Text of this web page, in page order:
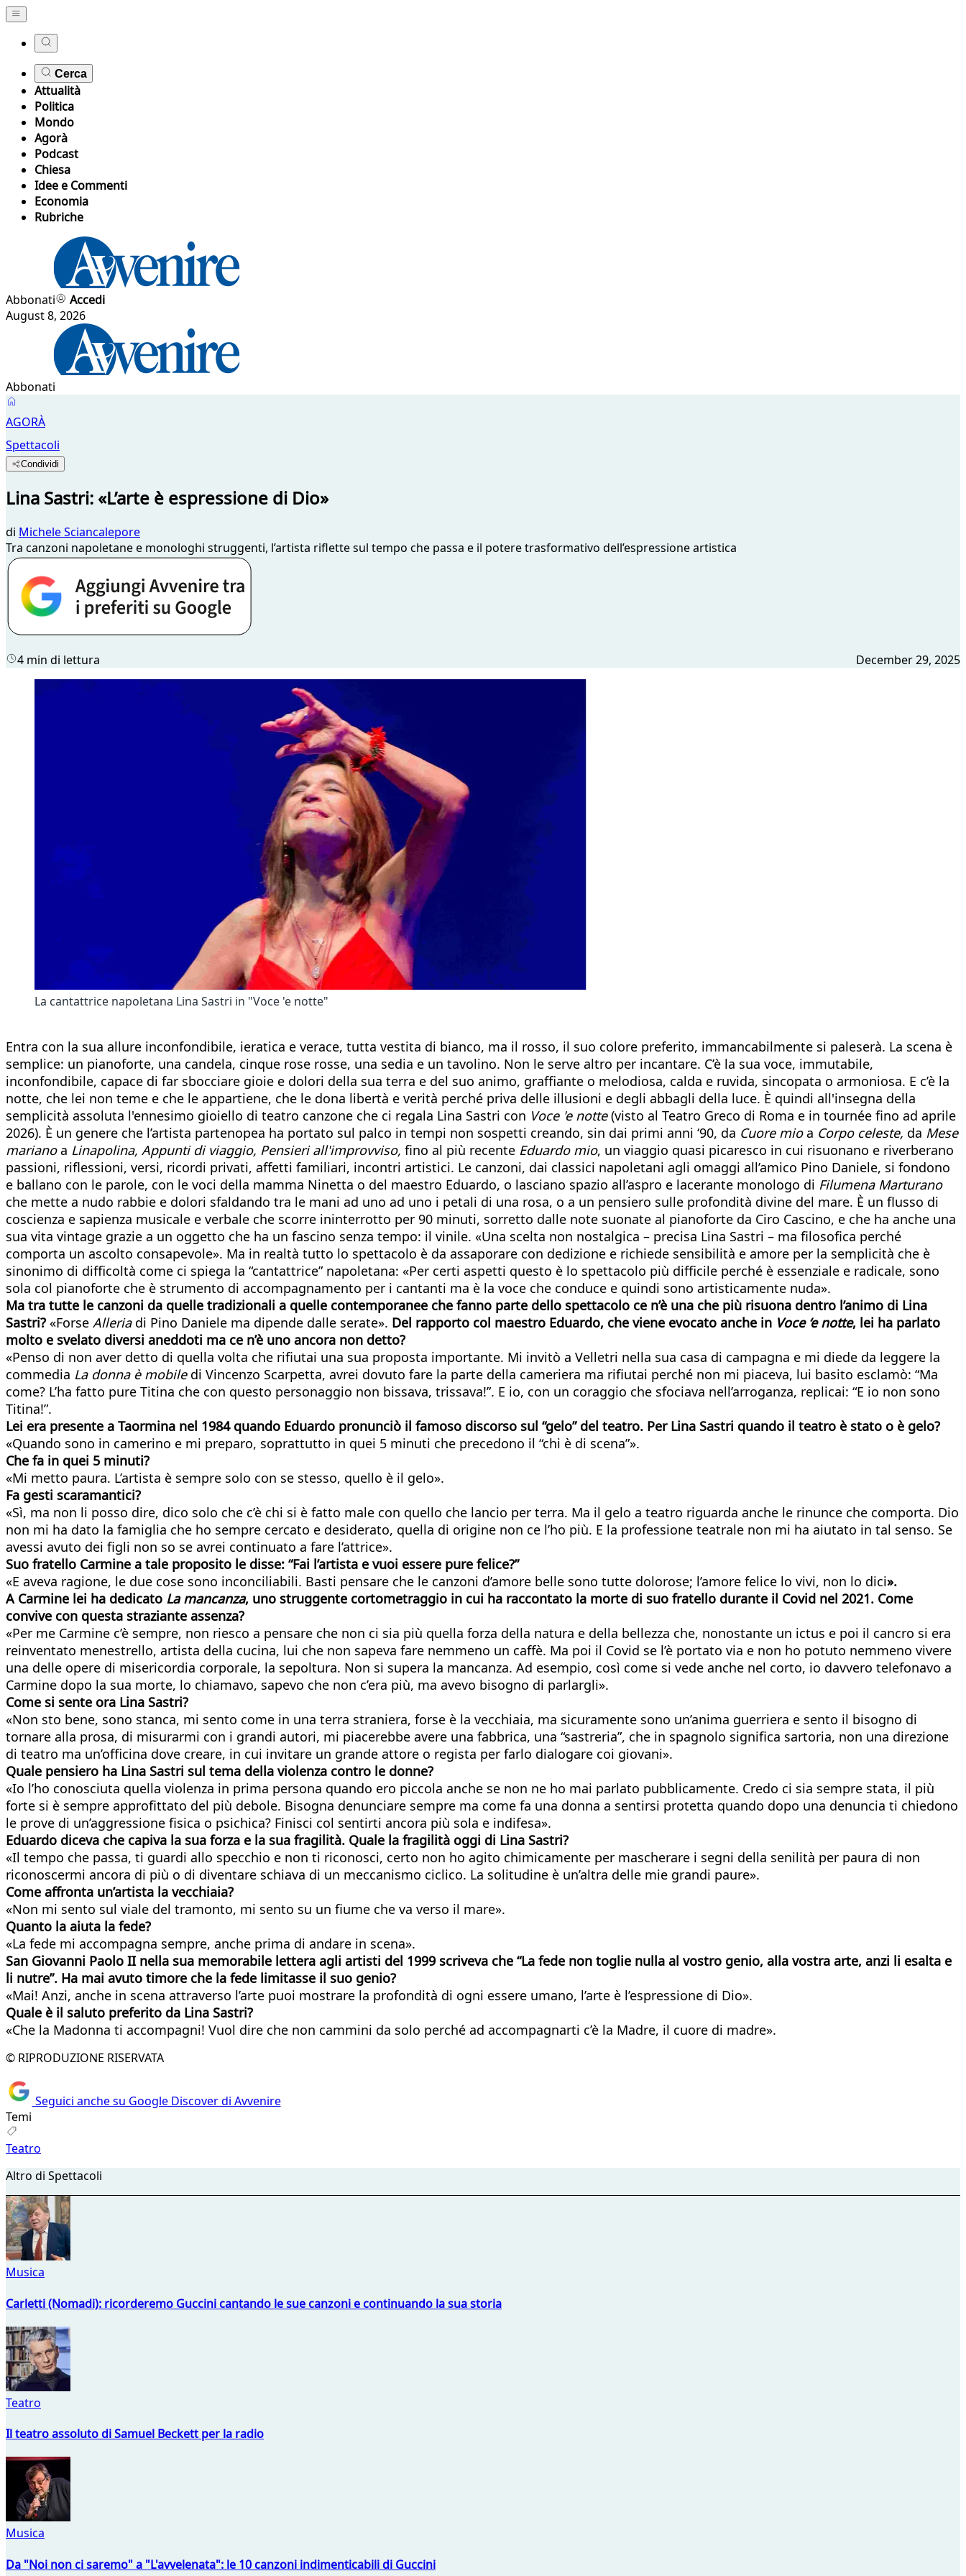
Cerca
Attualità
Politica
Mondo
Agorà
Podcast
Chiesa
Idee e Commenti
Economia
Rubriche
Abbonati
Accedi
August 8, 2026
Abbonati
AGORÀ
Spettacoli
Condividi
Lina Sastri: «L’arte è espressione di Dio»
di Michele Sciancalepore
Tra canzoni napoletane e monologhi struggenti, l’artista riflette sul tempo che passa e il potere trasformativo dell’espressione artistica
4 min di lettura December 29, 2025
La cantattrice napoletana Lina Sastri in "Voce 'e notte"
Entra con la sua allure inconfondibile, ieratica e verace, tutta vestita di bianco, ma il rosso, il suo colore preferito, immancabilmente si paleserà. La scena è
semplice: un pianoforte, una candela, cinque rose rosse, una sedia e un tavolino. Non le serve altro per incantare. C’è la sua voce, immutabile,
inconfondibile, capace di far sbocciare gioie e dolori della sua terra e del suo animo, graffiante o melodiosa, calda e ruvida, sincopata o armoniosa. E c’è la
notte, che lei non teme e che le appartiene, che le dona libertà e verità perché priva delle illusioni e degli abbagli della luce. È quindi all'insegna della
semplicità assoluta l'ennesimo gioiello di teatro canzone che ci regala Lina Sastri con Voce 'e notte(visto al Teatro Greco di Roma e in tournée fino ad aprile
2026). È un genere che l’artista partenopea ha portato sul palco in tempi non sospetti creando, sin dai primi anni ‘90, da Cuore mioa Corpo celeste, da Mese
marianoa Linapolina, Appunti di viaggio, Pensieri all'improvviso, fino al più recente Eduardo mio, un viaggio quasi picaresco in cui risuonano e riverberano
passioni, riflessioni, versi, ricordi privati, affetti familiari, incontri artistici. Le canzoni, dai classici napoletani agli omaggi all’amico Pino Daniele, si fondono
e ballano con le parole, con le voci della mamma Ninetta o del maestro Eduardo, o lasciano spazio all’aspro e lacerante monologo di Filumena Marturano
che mette a nudo rabbie e dolori sfaldando tra le mani ad uno ad uno i petali di una rosa, o a un pensiero sulle profondità divine del mare. È un flusso di
coscienza e sapienza musicale e verbale che scorre ininterrotto per 90 minuti, sorretto dalle note suonate al pianoforte da Ciro Cascino, e che ha anche una
sua vita vintage grazie a un oggetto che ha un fascino senza tempo: il vinile. «Una scelta non nostalgica – precisa Lina Sastri – ma filosofica perché
comporta un ascolto consapevole». Ma in realtà tutto lo spettacolo è da assaporare con dedizione e richiede sensibilità e amore per la semplicità che è
sinonimo di difficoltà come ci spiega la “cantattrice” napoletana: «Per certi aspetti questo è lo spettacolo più difficile perché è essenziale e radicale, sono
sola col pianoforte che è strumento di accompagnamento per i cantanti ma è la voce che conduce e quindi sono artisticamente nuda».
Ma tra tutte le canzoni da quelle tradizionali a quelle contemporanee che fanno parte dello spettacolo ce n’è una che più risuona dentro l’animo di Lina
Sastri? «Forse Alleriadi Pino Daniele ma dipende dalle serate». Del rapporto col maestro Eduardo, che viene evocato anche in Voce ‘e notte, lei ha parlato
molto e svelato diversi aneddoti ma ce n’è uno ancora non detto?
«Penso di non aver detto di quella volta che rifiutai una sua proposta importante. Mi invitò a Velletri nella sua casa di campagna e mi diede da leggere la
commedia La donna è mobiledi Vincenzo Scarpetta, avrei dovuto fare la parte della cameriera ma rifiutai perché non mi piaceva, lui basito esclamò: “Ma
come? L’ha fatto pure Titina che con questo personaggio non bissava, trissava!”. E io, con un coraggio che sfociava nell’arroganza, replicai: “E io non sono
Titina!”.
Lei era presente a Taormina nel 1984 quando Eduardo pronunciò il famoso discorso sul “gelo” del teatro. Per Lina Sastri quando il teatro è stato o è gelo?
«Quando sono in camerino e mi preparo, soprattutto in quei 5 minuti che precedono il “chi è di scena”».
Che fa in quei 5 minuti?
«Mi metto paura. L’artista è sempre solo con se stesso, quello è il gelo».
Fa gesti scaramantici?
«Sì, ma non li posso dire, dico solo che c’è chi si è fatto male con quello che lancio per terra. Ma il gelo a teatro riguarda anche le rinunce che comporta. Dio
non mi ha dato la famiglia che ho sempre cercato e desiderato, quella di origine non ce l’ho più. E la professione teatrale non mi ha aiutato in tal senso. Se
avessi avuto dei figli non so se avrei continuato a fare l’attrice».
Suo fratello Carmine a tale proposito le disse: “Fai l’artista e vuoi essere pure felice?”
«E aveva ragione, le due cose sono inconciliabili. Basti pensare che le canzoni d’amore belle sono tutte dolorose; l’amore felice lo vivi, non lo dici».
A Carmine lei ha dedicato La mancanza, uno struggente cortometraggio in cui ha raccontato la morte di suo fratello durante il Covid nel 2021. Come
convive con questa straziante assenza?
«Per me Carmine c’è sempre, non riesco a pensare che non ci sia più quella forza della natura e della bellezza che, nonostante un ictus e poi il cancro si era
reinventato menestrello, artista della cucina, lui che non sapeva fare nemmeno un caffè. Ma poi il Covid se l’è portato via e non ho potuto nemmeno vivere
una delle opere di misericordia corporale, la sepoltura. Non si supera la mancanza. Ad esempio, così come si vede anche nel corto, io davvero telefonavo a
Carmine dopo la sua morte, lo chiamavo, sapevo che non c’era più, ma avevo bisogno di parlargli».
Come si sente ora Lina Sastri?
«Non sto bene, sono stanca, mi sento come in una terra straniera, forse è la vecchiaia, ma sicuramente sono un’anima guerriera e sento il bisogno di
tornare alla prosa, di misurarmi con i grandi autori, mi piacerebbe avere una fabbrica, una “sastreria”, che in spagnolo significa sartoria, non una direzione
di teatro ma un’officina dove creare, in cui invitare un grande attore o regista per farlo dialogare coi giovani».
Quale pensiero ha Lina Sastri sul tema della violenza contro le donne?
«Io l’ho conosciuta quella violenza in prima persona quando ero piccola anche se non ne ho mai parlato pubblicamente. Credo ci sia sempre stata, il più
forte si è sempre approfittato del più debole. Bisogna denunciare sempre ma come fa una donna a sentirsi protetta quando dopo una denuncia ti chiedono
le prove di un’aggressione fisica o psichica? Finisci col sentirti ancora più sola e indifesa».
Eduardo diceva che capiva la sua forza e la sua fragilità. Quale la fragilità oggi di Lina Sastri?
«Il tempo che passa, ti guardi allo specchio e non ti riconosci, certo non ho agito chimicamente per mascherare i segni della senilità per paura di non
riconoscermi ancora di più o di diventare schiava di un meccanismo ciclico. La solitudine è un’altra delle mie grandi paure».
Come affronta un’artista la vecchiaia?
«Non mi sento sul viale del tramonto, mi sento su un fiume che va verso il mare».
Quanto la aiuta la fede?
«La fede mi accompagna sempre, anche prima di andare in scena».
San Giovanni Paolo II nella sua memorabile lettera agli artisti del 1999 scriveva che “La fede non toglie nulla al vostro genio, alla vostra arte, anzi li esalta e
li nutre”. Ha mai avuto timore che la fede limitasse il suo genio?
«Mai! Anzi, anche in scena attraverso l’arte puoi mostrare la profondità di ogni essere umano, l’arte è l’espressione di Dio».
Quale è il saluto preferito da Lina Sastri?
«Che la Madonna ti accompagni! Vuol dire che non cammini da solo perché ad accompagnarti c’è la Madre, il cuore di madre».
© RIPRODUZIONE RISERVATA
Seguici anche su Google Discover di Avvenire
Temi
Teatro
Altro di Spettacoli
Musica
Carletti (Nomadi): ricorderemo Guccini cantando le sue canzoni e continuando la sua storia
Teatro
Il teatro assoluto di Samuel Beckett per la radio
Musica
Da "Noi non ci saremo" a "L'avvelenata": le 10 canzoni indimenticabili di Guccini